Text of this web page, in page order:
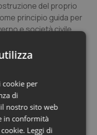
del proprio
principio guida per
e società civile
di persone e
clinica. È un
del medico si
del paziente e della
che è continuo,
una vera relazione
cookie per
di
nostro sito web
in conformità
Leggi di